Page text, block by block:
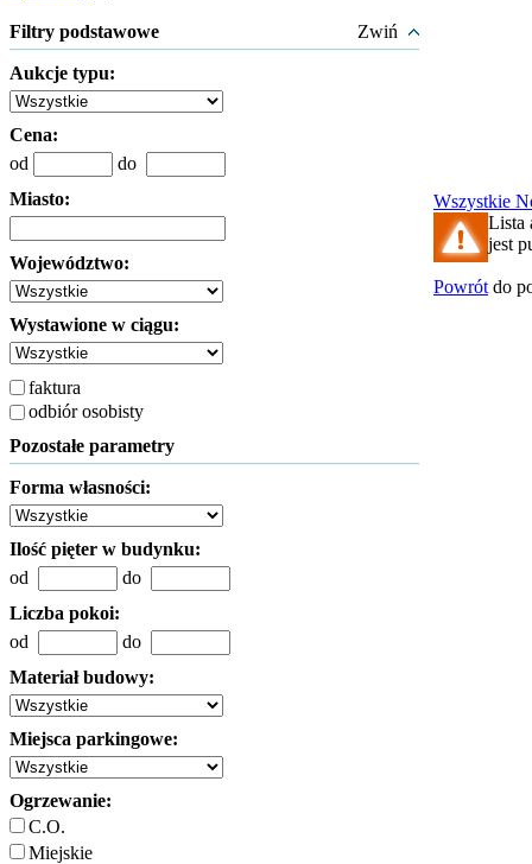
Filtry podstawowe Zwiń
Aukcje typu:
Cena:
od
do
Miasto:
Województwo:
Wystawione w ciągu:
faktura
odbiór osobisty
Pozostałe parametry
Forma własności:
Ilość pięter w budynku:
od
do
Liczba pokoi:
od
do
Materiał budowy:
Miejsca parkingowe:
Ogrzewanie:
C.O.
Miejskie
Wszystkie
Lista
jest
Powrót do